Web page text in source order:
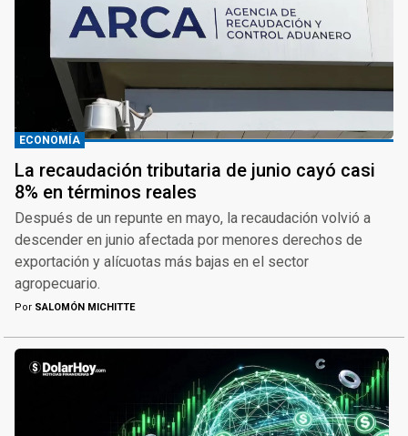
ECONOMÍA
La recaudación tributaria de junio cayó casi
8% en términos reales
Después de un repunte en mayo, la recaudación volvió a
descender en junio afectada por menores derechos de
exportación y alícuotas más bajas en el sector
agropecuario.
Por SALOMÓN MICHITTE